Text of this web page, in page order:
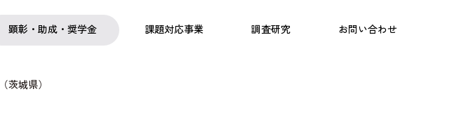
顕彰・助成・奨学金 課題対応事業 調査研究 お問い合わせ
日本語交流
プログラム 社会啓発事業 プログラム こども研究所
茨城県）